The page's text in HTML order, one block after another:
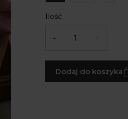
Ilość
- +
Dodaj do koszyka